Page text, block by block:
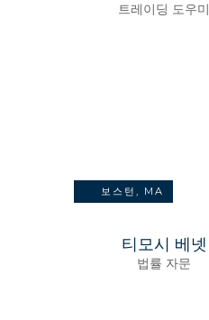
트레이딩 도우미
보스턴, MA
티모시 베넷
법률 자문